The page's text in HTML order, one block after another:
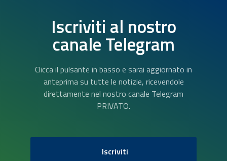
Iscriviti al nostro
canale Telegram
Clicca il pulsante in basso e sarai aggiornato in
anteprima su tutte le notizie, ricevendole
direttamente nel nostro canale Telegram
PRIVATO.
Iscriviti